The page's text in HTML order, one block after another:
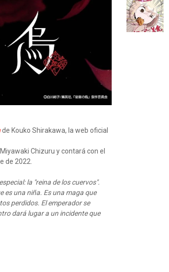
de Kouko Shirakawa, la web oficial
Chizuru y contará con el
de 2022.
la "reina de los cuervos".
es una niña. Es una maga que
perdidos. El emperador se
dará lugar a un incidente que